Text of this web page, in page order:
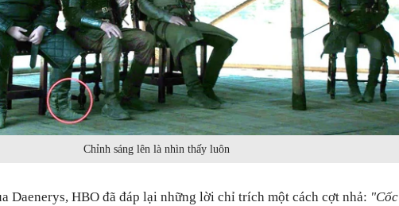
Chỉnh sáng lên là nhìn thấy luôn
Daenerys, HBO đã đáp lại những lời chỉ trích một cách cợt nhả: "Cốc